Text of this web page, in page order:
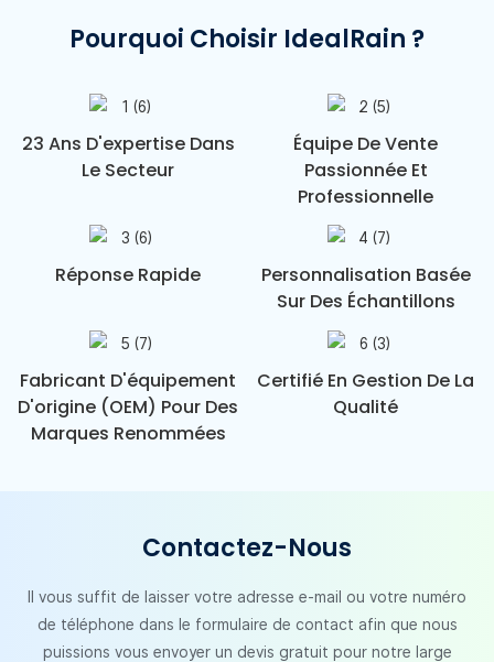
Pourquoi Choisir IdealRain ?
23 Ans D'expertise Dans
Le Secteur
Équipe De Vente
Passionnée Et
Professionnelle
Réponse Rapide
Personnalisation Basée
Sur Des Échantillons
Fabricant D'équipement
D'origine (OEM) Pour Des
Marques Renommées
Certifié En Gestion De La
Qualité
Contactez-Nous
Il vous suffit de laisser votre adresse e-mail ou votre numéro
de téléphone dans le formulaire de contact afin que nous
puissions vous envoyer un devis gratuit pour notre large